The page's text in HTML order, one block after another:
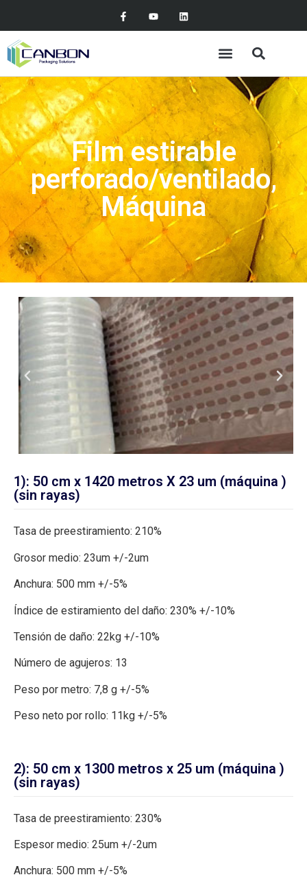
Film estirable
perforado/ventilado,
Máquina
1): 50 cm x 1420 metros X 23 um (máquina )
(sin rayas)
Tasa de preestiramiento: 210%
Grosor medio: 23um +/-2um
Anchura: 500 mm +/-5%
Índice de estiramiento del daño: 230% +/-10%
Tensión de daño: 22kg +/-10%
Número de agujeros: 13
Peso por metro: 7,8 g +/-5%
Peso neto por rollo: 11kg +/-5%
2): 50 cm x 1300 metros x 25 um (máquina )
(sin rayas)
Tasa de preestiramiento: 230%
Espesor medio: 25um +/-2um
Anchura: 500 mm +/-5%